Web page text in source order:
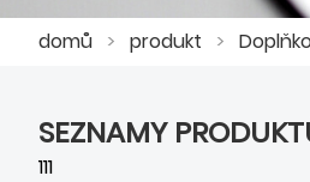
domů > produkt >
SEZNAMY
111